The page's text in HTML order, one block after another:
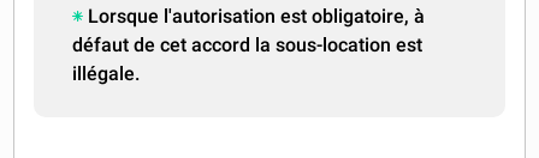
Lorsque l'autorisation est obligatoire, à
défaut de cet accord la sous-location est
illégale.